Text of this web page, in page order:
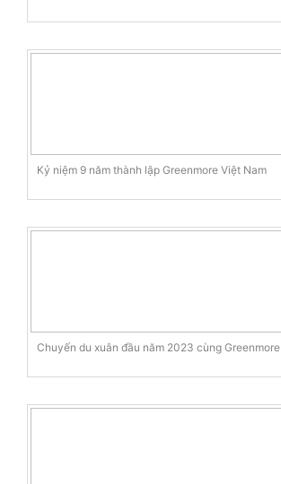
Kỷ niệm 9 năm thành lập Greenmore Việt Nam
Chuyến du xuân đầu năm 2023 cùng Greenmore